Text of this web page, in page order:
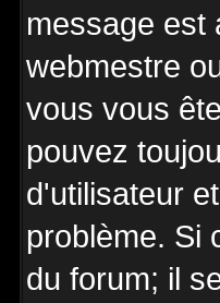
message est
webmestre
vous vous
pouvez
d'utilisateur
problème. Si
du forum; il